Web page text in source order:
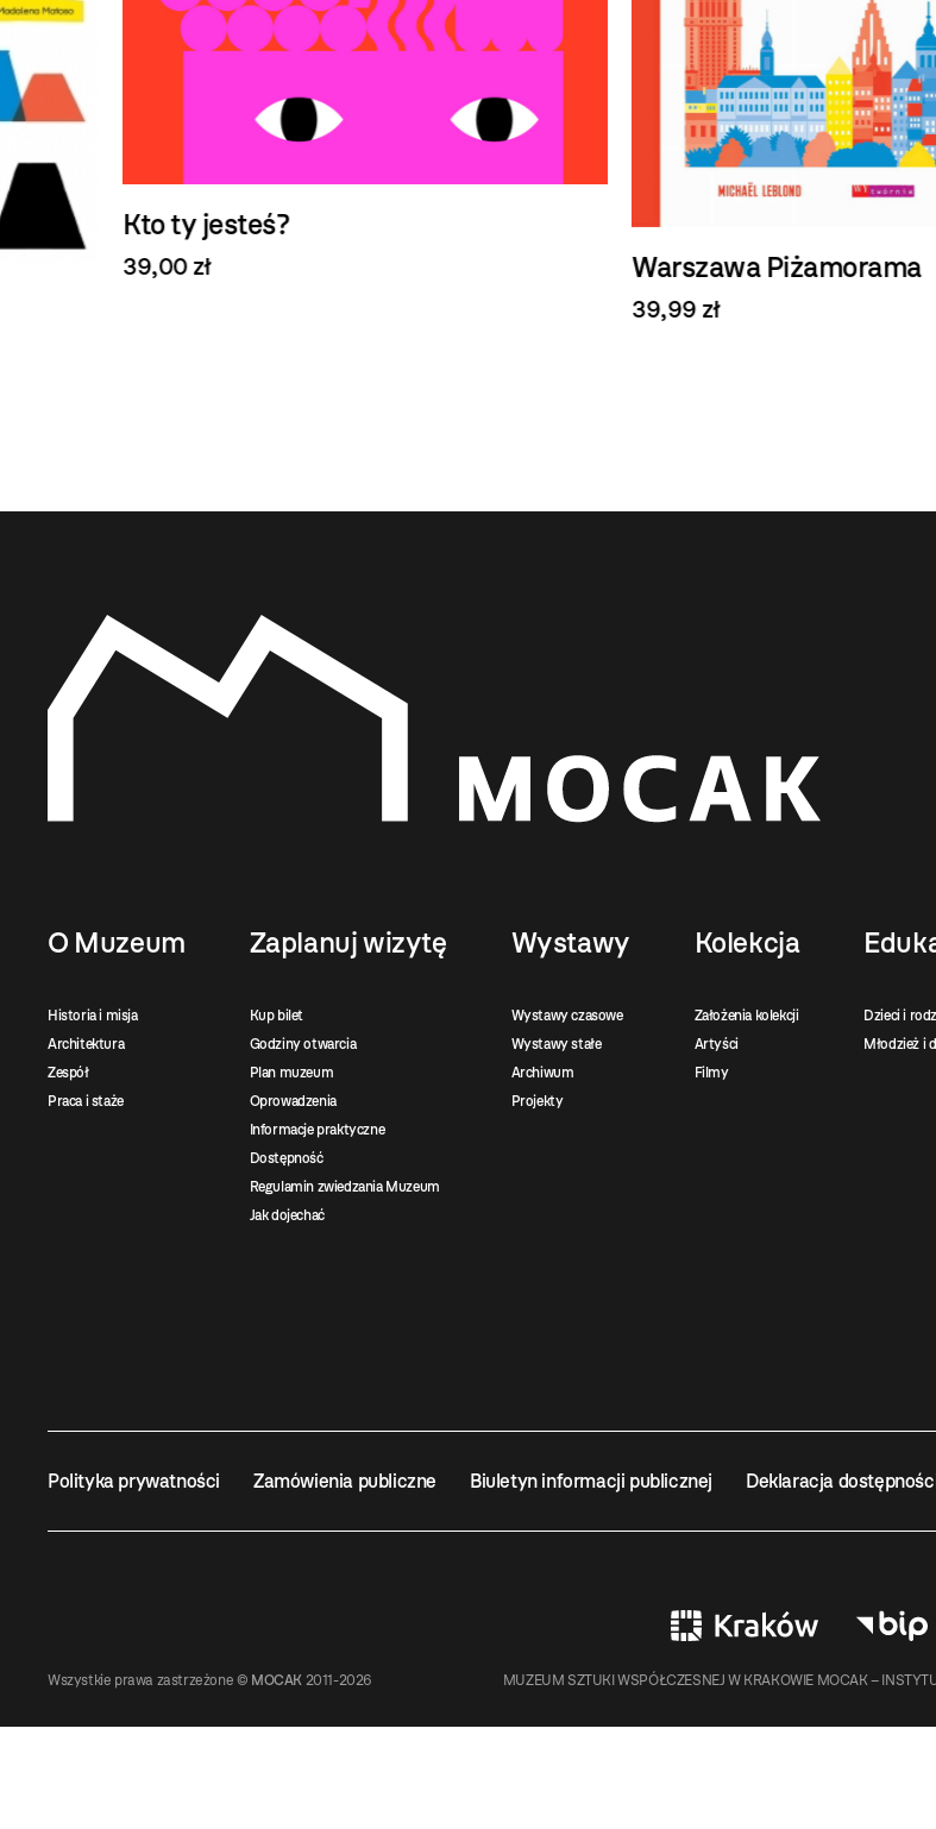
Kto ty jesteś?
39,00 zł Warszawa Piżamorama
39,99 zł
O Muzeum
Historia i misja
Architektura
Zespół
Praca i staże
Zaplanuj wizytę
Kup bilet
Godziny otwarcia
Plan muzeum
Oprowadzenia
Informacje praktyczne
Dostępność
Regulamin zwiedzania Muzeum
Jak dojechać
Wystawy
Wystawy czasowe
Wystawy stałe
Archiwum
Projekty
Kolekcja
Założenia kolekcji
Artyści
Filmy
Dzieci i
Młodzież i
Polityka prywatności Zamówienia publiczne Biuletyn informacji publicznej Deklaracja
Wszystkie prawa zastrzeżone © MOCAK 2011-2026 MUZEUM SZTUKI WSPÓŁCZESNEJ W KRAKOWIE MOCAK –